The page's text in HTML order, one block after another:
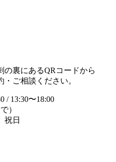
の裏にあるQRコードから
ご相談ください。
/ 13:30〜18:00
）
祝日